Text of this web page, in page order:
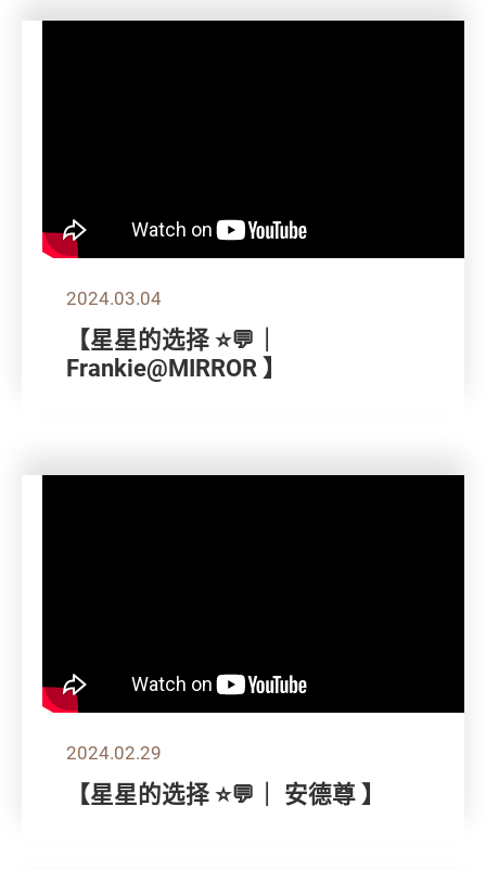
2024.03.04
【星星的选择 ⭐💬｜
Frankie@MIRROR 】
2024.02.29
【星星的选择 ⭐💬｜ 安德尊 】